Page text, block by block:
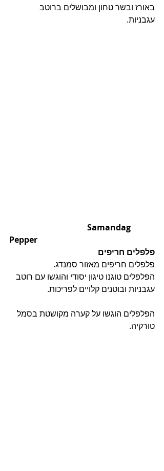
באורז ובשר טחון ומבושלים ברוטב
עגבניות.
Pepper
פלפלים חריפים
פלפלים חריפים מאזור סמנדג.
הפלפלים טוגנו טיגון יסודי והוגשו עם רוטב
עגבניות ובוטנים קלויים לפריכות.
הפלפלים הוגשו על קערה מקושטת בסמל
טורקיה.